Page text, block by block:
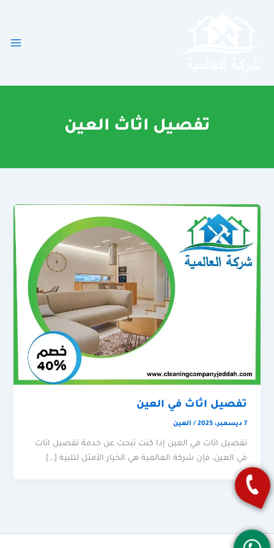
تفصيل اثاث العين
تفصيل اثاث في العين
7 ديسمبر، 2025 / العين
تفصيل اثاث في العين إذا كنت تبحث عن خدمة تفصيل اثاث
في العين، فإن شركة العالمية هي الخيار الأمثل لتلبية […]